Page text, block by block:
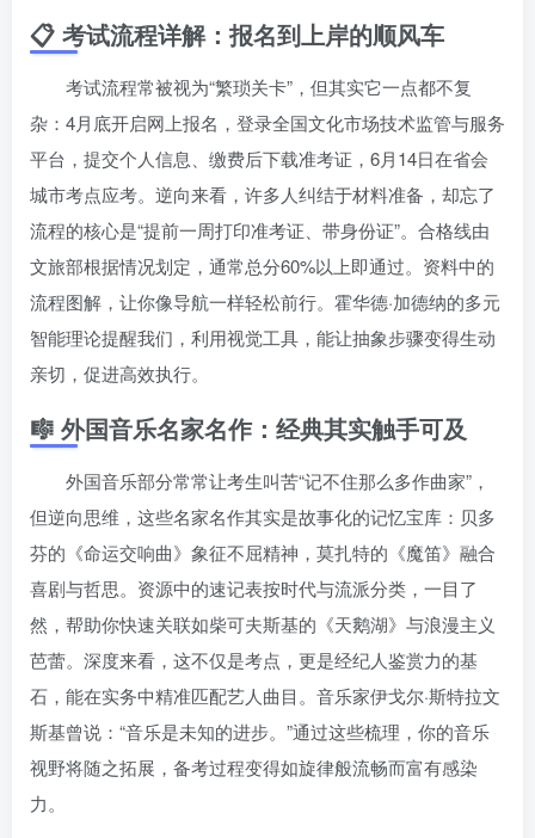
📋 考试流程详解：报名到上岸的顺风车
考试流程常被视为“繁琐关卡”，但其实它一点都不复
杂：4月底开启网上报名，登录全国文化市场技术监管与服务
平台，提交个人信息、缴费后下载准考证，6月14日在省会
城市考点应考。逆向来看，许多人纠结于材料准备，却忘了
流程的核心是“提前一周打印准考证、带身份证”。合格线由
文旅部根据情况划定，通常总分60%以上即通过。资料中的
流程图解，让你像导航一样轻松前行。霍华德·加德纳的多元
智能理论提醒我们，利用视觉工具，能让抽象步骤变得生动
亲切，促进高效执行。
🎼 外国音乐名家名作：经典其实触手可及
外国音乐部分常常让考生叫苦“记不住那么多作曲家”，
但逆向思维，这些名家名作其实是故事化的记忆宝库：贝多
芬的《命运交响曲》象征不屈精神，莫扎特的《魔笛》融合
喜剧与哲思。资源中的速记表按时代与流派分类，一目了
然，帮助你快速关联如柴可夫斯基的《天鹅湖》与浪漫主义
芭蕾。深度来看，这不仅是考点，更是经纪人鉴赏力的基
石，能在实务中精准匹配艺人曲目。音乐家伊戈尔·斯特拉文
斯基曾说：“音乐是未知的进步。”通过这些梳理，你的音乐
视野将随之拓展，备考过程变得如旋律般流畅而富有感染
力。